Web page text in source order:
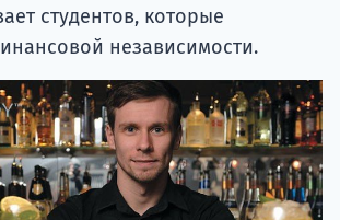
студентов, которые
независимости.